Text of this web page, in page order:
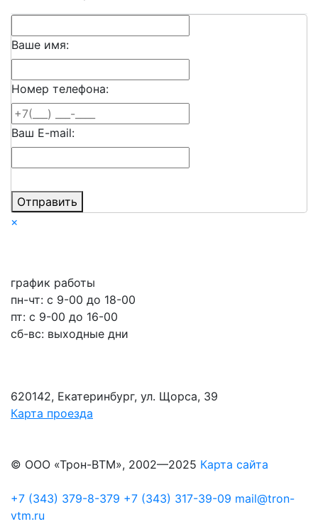
Ваше имя:
Номер телефона:
Ваш E-mail:
Отправить
×
график работы
пн-чт: c 9-00 до 18-00
пт: с 9-00 до 16-00
сб-вс: выходные дни
620142, Екатеринбург, ул. Щорса, 39
Карта проезда
© ООО «Трон-ВТМ», 2002—2025 Карта сайта
+7 (343) 379-8-379 +7 (343) 317-39-09 mail@tron-
vtm.ru